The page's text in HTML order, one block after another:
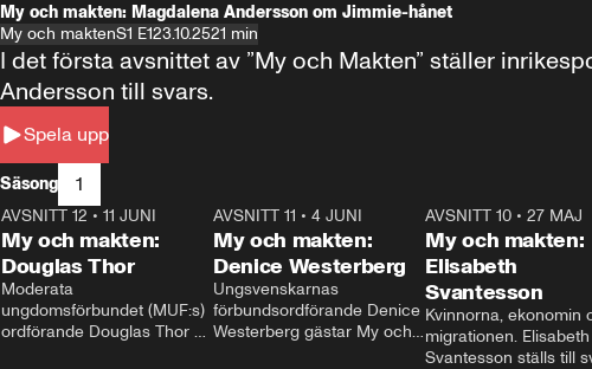
My och makten: Magdalena Andersson om Jimmie-hånet
My och maktenS1 E123.10.2521 min
Spela upp
I det första avsnittet av ”My och Makten” ställer
Andersson till svars.
Säsong 1
26:27
AVSNITT 12 • 11 JUNI
My och makten:
Douglas Thor
Moderata
ungdomsförbundet (MUF:s)
ordförande Douglas Thor
23:40
AVSNITT 11 •4 JUNI
My och makten:
Denice Westerberg
Ungsvenskarnas
förbundsordförande Denice
Westerberg gästar My och
AVSNITT 10 •27 MAJ
My och makten:
Elisabeth
Svantesson
Kvinnorna, ekonomin
migrationen. Elisabeth
Svantesson ställs till